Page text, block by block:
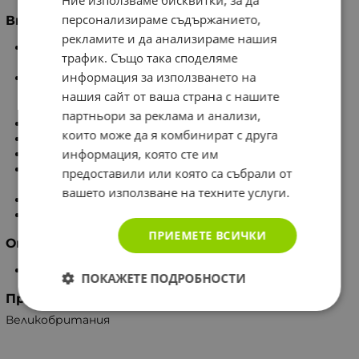
Внимание
Съд под налягане: може да експлодира при
нагряване.
Да се пази от топлина, нагорещени повърхности,
искри, открит пламък и други източници на
Тютюнопушенето забранено.
Да не се пробива и изгаря дори след употреба.
Да се пази от пряка слънчева светлина.
Да не се излага на температури, по-високи от
50°C/122°F.
Да се съхранява извън обсега на деца.
3.24% от масата на съдържанието са запалими.
Опаковка
200 мл
Произведено в
Великобритания
персонализираме съдържанието,
рекламите и да анализираме нашия
трафик. Също така споделяме
информация за използването на
нашия сайт от ваша страна с нашите
партньори за реклама и анализи,
които може да я комбинират с друга
информация, която сте им
предоставили или която са събрали от
вашето използване на техните услуги.
ПРИЕМЕТЕ ВСИЧКИ
ПОКАЖЕТЕ ПОДРОБНОСТИ